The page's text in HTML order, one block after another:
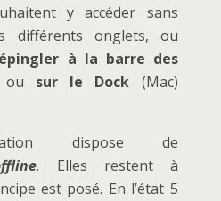
y accéder sans
différents onglets, ou
épingler à la barre des
ou sur le Dock (Mac)
dispose de
. Elles restent à
est posé. En l’état 5